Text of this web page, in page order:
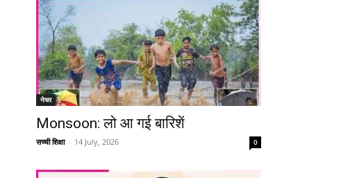
नेचर
Monsoon: लो आ गई बारिशें
सच्ची शिक्षा - 14 July, 2026 0